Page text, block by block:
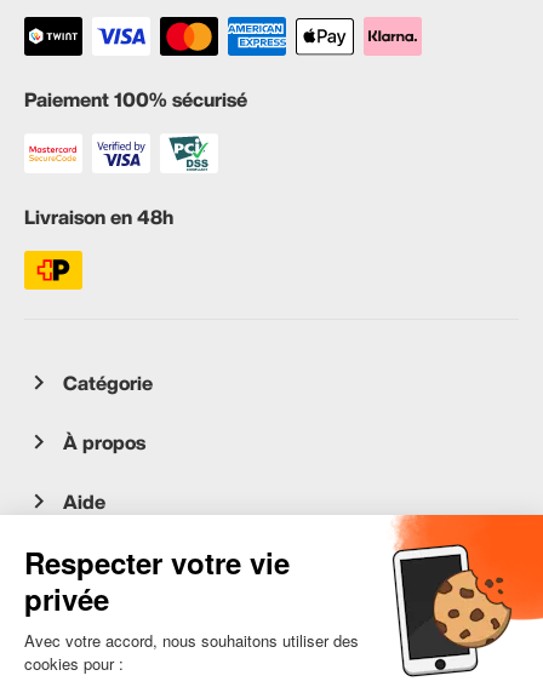
Paiement 100% sécurisé
Livraison en 48h
Catégorie
À propos
Aide
Service client
occasion.migros.mobile@recommerce.com
Lundi-Vendredi 08:00-17:00